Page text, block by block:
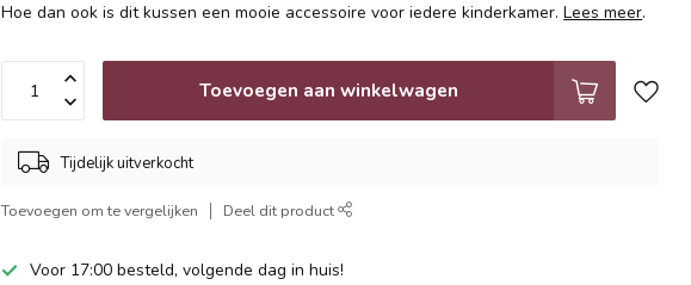
Hoe dan ook is dit kussen een mooie accessoire voor iedere kinderkamer.Lees meer.
Toevoegen aan winkelwagen
Tijdelijk uitverkocht
Toevoegen om te vergelijken Deel dit product
Voor 17:00 besteld, volgende dag in huis!